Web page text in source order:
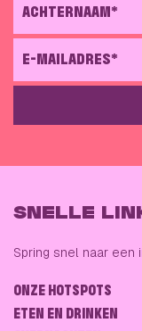
ACHTERNAAM*
E-MAILADRES*
GELIEVE DIT VELD
SNELLE
Spring snel naar een
ONZE HOTSPOTS
ETEN EN DRINKEN